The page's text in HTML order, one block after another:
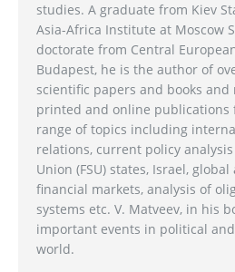
studies. A graduate from Kiev
Asia-Africa Institute at Moscow
doctorate from Central
Budapest, he is the author of
scientific papers and books and
printed and online publications
range of topics including
relations, current policy
Union (FSU) states, Israel,
financial markets, analysis of
systems etc. V. Matveev, in his
important events in political
world.